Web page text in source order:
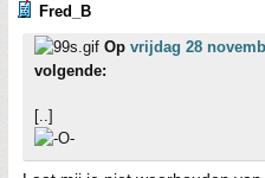
Fred_B
Op vrijdag 28
volgende:
[..]